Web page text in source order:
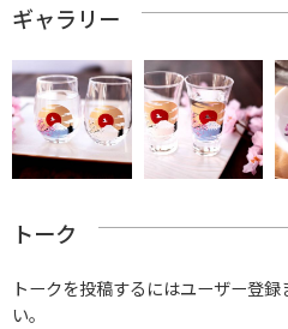
ギャラリー
トーク
トークを投稿するにはユーザー登
い。